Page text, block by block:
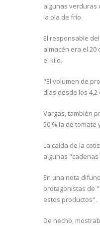
algunas verduras
la ola de frío.
El responsable
almacén era el
el kilo.
"El volumen de
días desde los
Vargas, también
50 % la de tomate
La caída de la
algunas
En una nota
protagonistas de
estos productos".
De hecho,